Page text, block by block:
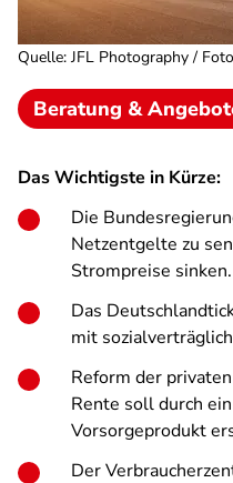
Quelle: JFL Photography /
Beratung &
Das Wichtigste in Kürze:
Die
Netzentgelte zu
Strompreise sinken.
Das
mit
Reform der
Rente soll durch
Vorsorgeprodukt
Der